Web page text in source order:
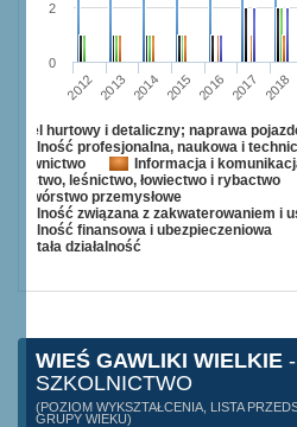
2012 2013 2014 2015 2016 2017 2018
0
2
hurtowy i detaliczny; naprawa
profesjonalna, naukowa i
Informacja i
leśnictwo, łowiectwo i rybactwo
przemysłowe
związana z zakwaterowaniem i
finansowa i ubezpieczeniowa
działalność
WIEŚ GAWLIKI WIELKIE
SZKOLNICTWO
(POZIOM WYKSZTAŁCENIA, LISTA
GRUPY WIEKU)